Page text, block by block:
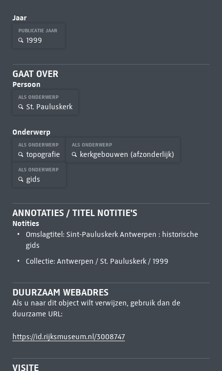
Jaar
PUBLICATIE JAAR
1999
GAAT OVER
Persoon
ALS ONDERWERP
St. Pauluskerk
Onderwerp
ALS ONDERWERP
topografie
ALS ONDERWERP
kerkgebouwen (afzonderlijk)
ALS ONDERWERP
gids
ANNOTATIES / TITEL NOTITIE'S
Notities
Omslagtitel: Sint-Pauluskerk Antwerpen : historische
gids
Collectie: Antwerpen / St. Pauluskerk / 1999
DUURZAAM WEBADRES
Als u naar dit object wilt verwijzen, gebruik dan de
duurzame URL:
https://id.rijksmuseum.nl/3008747
VISITE